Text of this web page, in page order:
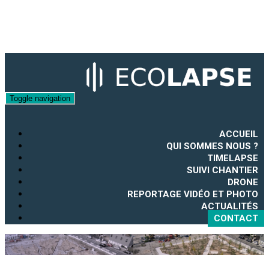
Toggle navigation
ACCUEIL
QUI SOMMES NOUS ?
TIMELAPSE
SUIVI CHANTIER
DRONE
REPORTAGE VIDÉO ET PHOTO
ACTUALITÉS
CONTACT